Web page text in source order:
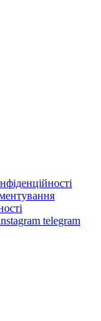
telegram